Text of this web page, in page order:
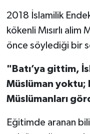
2018 İslamilik
kökenli Mısırlı
önce söylediği bir
"Batı’ya gittim,
Müslüman yoktu;
Müslümanları
Eğitimde aranan